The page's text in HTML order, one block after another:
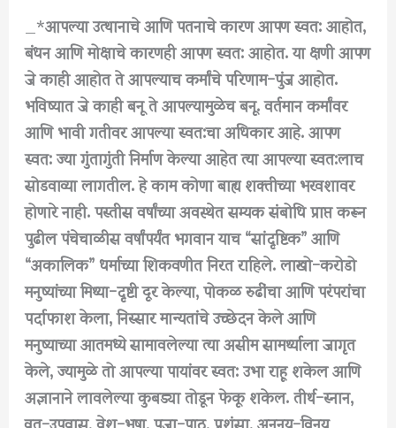
_*आपल्या उत्थानाचे आणि पतनाचे कारण आपण स्वत: आहोत,
बंधन आणि मोक्षाचे कारणही आपण स्वत: आहोत. या क्षणी आपण
जे काही आहोत ते आपल्याच कर्मांचे परिणाम-पुंज आहोत.
भविष्यात जे काही बनू ते आपल्यामुळेच बनू. वर्तमान कर्मांवर
आणि भावी गतीवर आपल्या स्वत:चा अधिकार आहे. आपण
स्वत: ज्या गुंतागुंती निर्माण केल्या आहेत त्या आपल्या स्वत:लाच
सोडवाव्या लागतील. हे काम कोणा बाह्य शक्तीच्या भरवशावर
होणारे नाही. पस्तीस वर्षांच्या अवस्थेत सम्यक संबोधि प्राप्त करून
पुढील पंचेचाळीस वर्षांपर्यंत भगवान याच “सांदृष्टिक” आणि
“अकालिक” धर्माच्या शिकवणीत निरत राहिले. लाखो-करोडो
मनुष्यांच्या मिथ्या-दृष्टी दूर केल्या, पोकळ रुढींचा आणि परंपरांचा
पर्दाफाश केला, निस्सार मान्यतांचे उच्छेदन केले आणि
मनुष्याच्या आतमध्ये सामावलेल्या त्या असीम सामर्थ्याला जागृत
केले, ज्यामुळे तो आपल्या पायांवर स्वत: उभा राहू शकेल आणि
अज्ञानाने लावलेल्या कुबड्या तोडून फेकू शकेल. तीर्थ-स्नान,